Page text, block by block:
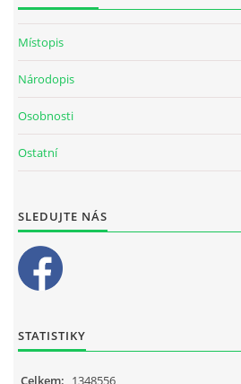
Místopis
Národopis
Osobnosti
Ostatní
SLEDUJTE NÁS
STATISTIKY
Celkem: 1348556